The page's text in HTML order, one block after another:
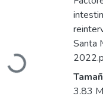
Cargando...
Santa
3.83